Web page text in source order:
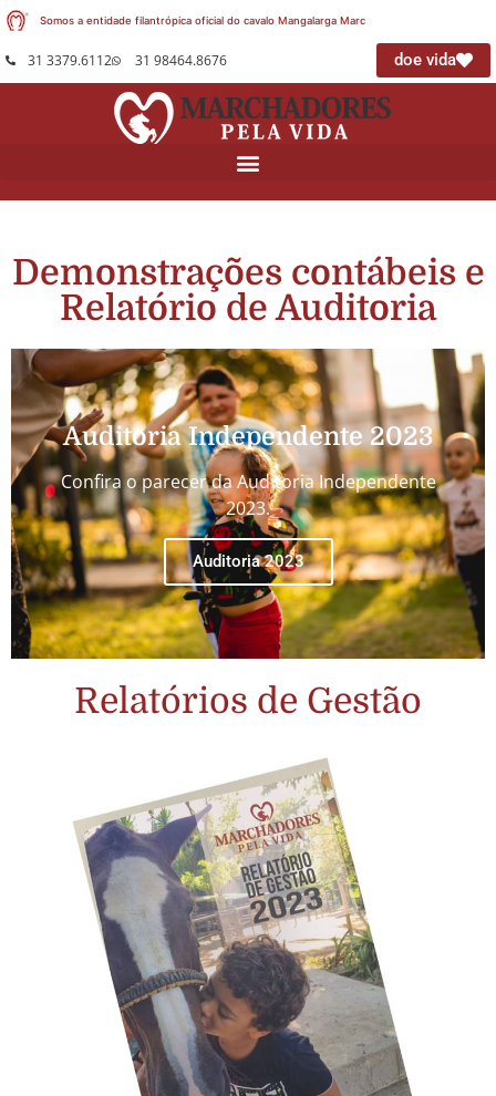
Somos a entidade filantrópica oficial do cavalo Mangalarga Marchador
31 3379.6112 31 98464.8676 doe vida
Demonstrações contábeis e
Relatório de Auditoria
Auditoria Independente 2023
Confira o parecer da Auditoria Independente
2023.
Auditoria 2023
Relatórios de Gestão